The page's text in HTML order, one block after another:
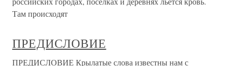
Там происходят
ПРЕДИСЛОВИЕ
ПРЕДИСЛОВИЕ Крылатые слова известны нам с